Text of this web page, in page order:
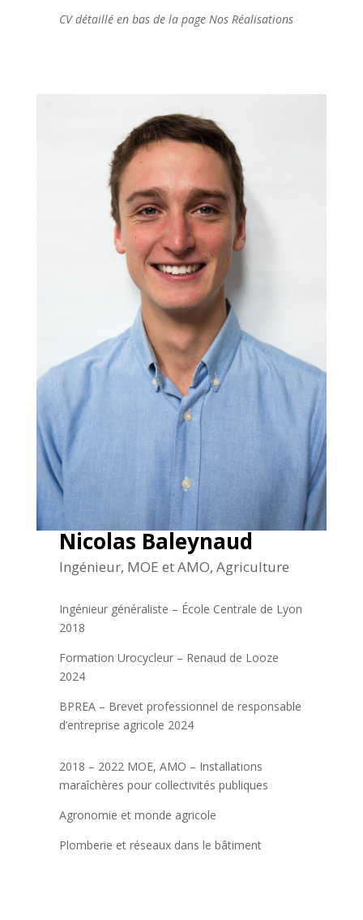
CV détaillé en bas de la page Nos Réalisations
Nicolas Baleynaud
Ingénieur, MOE et AMO, Agriculture
Ingénieur généraliste – École Centrale de Lyon
2018
Formation Urocycleur – Renaud de Looze
2024
BPREA – Brevet professionnel de responsable
d’entreprise agricole 2024
2018 – 2022 MOE, AMO – Installations
maraîchères pour collectivités publiques
Agronomie et monde agricole
Plomberie et réseaux dans le bâtiment